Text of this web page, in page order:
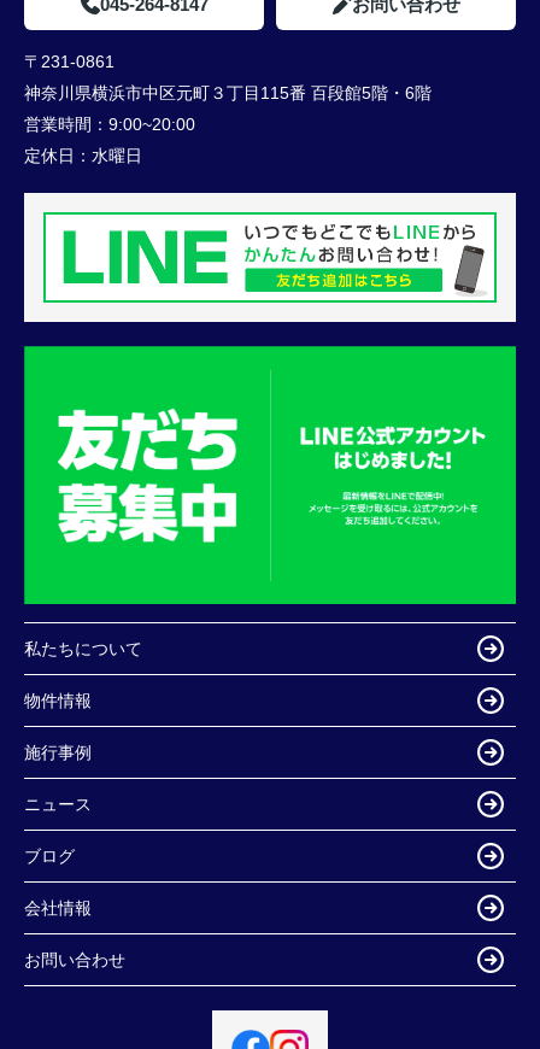
045-264-8147 お問い合わせ
〒231-0861
神奈川県横浜市中区元町３丁目115番 百段館5階・6階
営業時間： 9:00~20:00
定休日： 水曜日
私たちについて
物件情報
施行事例
ニュース
ブログ
会社情報
お問い合わせ